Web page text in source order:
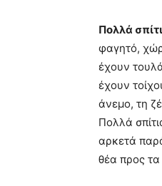
Πολλά
φαγητό,
έχουν
έχουν
άνεμο, τη
Πολλά
αρκετά
θέα προς